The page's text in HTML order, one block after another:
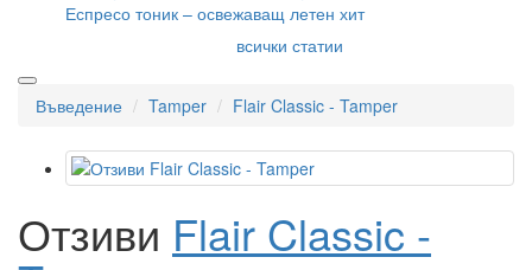
Еспресо тоник – освежаващ летен хит
всички статии
Въведение Tamper Flair Classic - Tamper
Отзиви Flair Classic -